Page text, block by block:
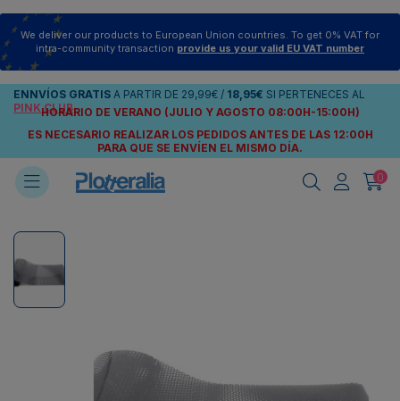
We deliver our products to European Union countries. To get 0% VAT for
intra-community transaction provide us your valid EU VAT number
ENNVÍOS GRATIS A PARTIR DE 29,99€ / 18,95€ SI PERTENECES AL
PINK CLUB
HORARIO DE VERANO (JULIO Y AGOSTO 08:00H-15:00H)
ES NECESARIO REALIZAR LOS PEDIDOS ANTES DE LAS 12:00H
PARA QUE SE ENVÍEN EL MISMO DÍA.
0